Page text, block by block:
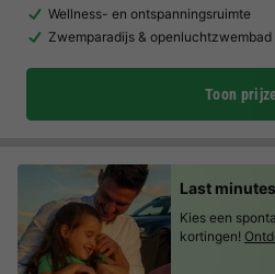
Wellness- en ontspanningsruimte
Zwemparadijs & openluchtzwembad
Toon
Last minutes
Kies een
kortingen!